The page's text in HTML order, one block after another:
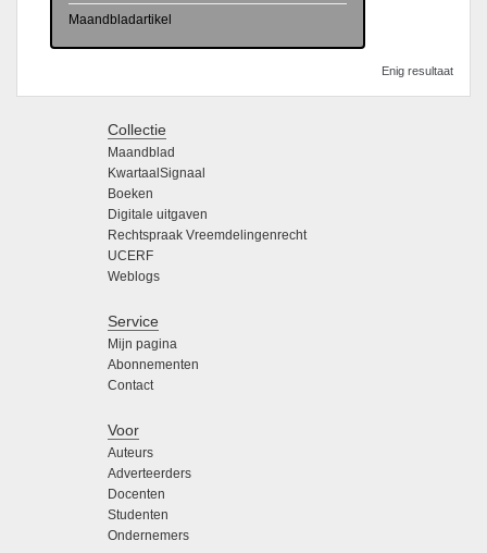
Maandbladartikel
Enig resultaat
Collectie
Maandblad
KwartaalSignaal
Boeken
Digitale uitgaven
Rechtspraak Vreemdelingenrecht
UCERF
Weblogs
Service
Mijn pagina
Abonnementen
Contact
Voor
Auteurs
Adverteerders
Docenten
Studenten
Ondernemers